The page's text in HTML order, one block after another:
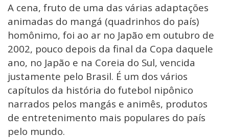
A cena, fruto de uma das várias adaptações
animadas do mangá (quadrinhos do país)
homônimo, foi ao ar no Japão em outubro de
2002, pouco depois da final da Copa daquele
ano, no Japão e na Coreia do Sul, vencida
justamente pelo Brasil. É um dos vários
capítulos da história do futebol nipônico
narrados pelos mangás e animês, produtos
de entretenimento mais populares do país
pelo mundo.